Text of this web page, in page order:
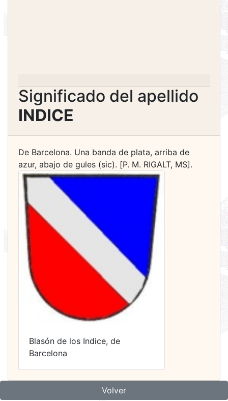
Significado del apellido
INDICE
De Barcelona. Una banda de plata, arriba de
azur, abajo de gules (sic). [P. M. RIGALT, MS].
Blasón de los Indice, de
Barcelona
Volver